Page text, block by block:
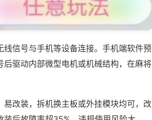
信号与手机等设备连接。手机端软件预
驱动内部微型电机或机械结构，在麻将
改装，拆机换主板或外挂模块均可，改